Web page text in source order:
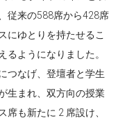
従来の588席から428席
にゆとりを持たせるこ
るようになりました。
つなげ、登壇者と学生
生まれ、双方向の授業
も新たに 2 席設け、